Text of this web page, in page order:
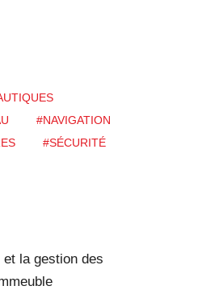
#NAVIGATION
#SÉCURITÉ
la gestion des